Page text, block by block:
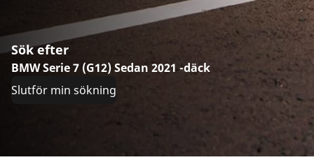
Sök efter
BMW Serie 7 (G12) Sedan 2021 -däck
Slutför min sökning